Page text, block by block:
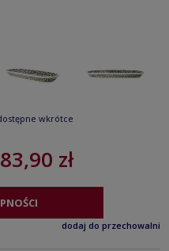
wkrótce
83,90 zł
dodaj do przechowalni